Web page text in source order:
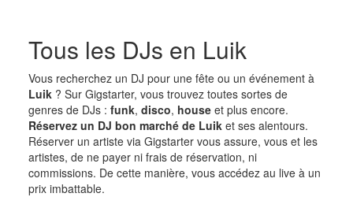
Tous les DJs en Luik
Vous recherchez un DJ pour une fête ou un événement à
Luik? Sur Gigstarter, vous trouvez toutes sortes de
genres de DJs : funk, disco, houseet plus encore.
Réservez un DJ bon marché de Luiket ses alentours.
Réserver un artiste via Gigstarter vous assure, vous et les
artistes, de ne payer ni frais de réservation, ni
commissions. De cette manière, vous accédez au live à un
prix imbattable.